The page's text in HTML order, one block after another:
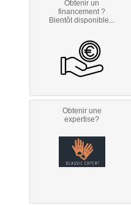
Obtenir un
financement ?
Bientôt disponible...
Obtenir une
expertise?